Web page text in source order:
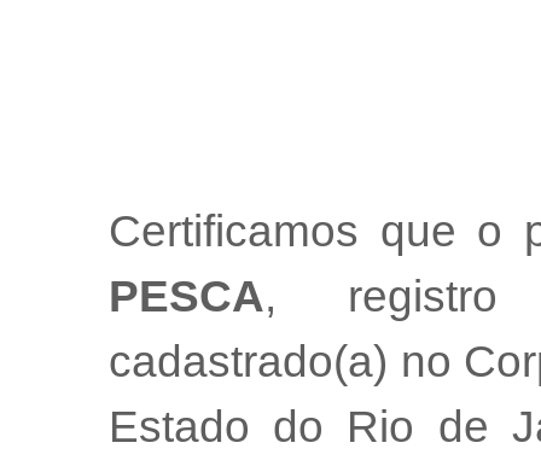
Certificamos que o
PESCA,
cadastrado(a) no
Estado do Rio de